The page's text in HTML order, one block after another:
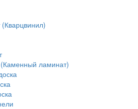
ламинат)